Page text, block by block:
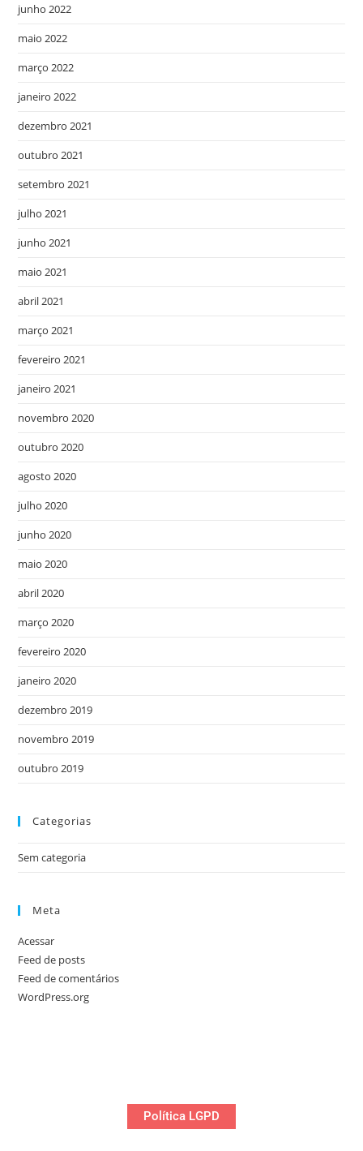
junho 2022
maio 2022
março 2022
janeiro 2022
dezembro 2021
outubro 2021
setembro 2021
julho 2021
junho 2021
maio 2021
abril 2021
março 2021
fevereiro 2021
janeiro 2021
novembro 2020
outubro 2020
agosto 2020
julho 2020
junho 2020
maio 2020
abril 2020
março 2020
fevereiro 2020
janeiro 2020
dezembro 2019
novembro 2019
outubro 2019
Categorias
Sem categoria
Meta
Acessar
Feed de posts
Feed de comentários
WordPress.org
Política LGPD